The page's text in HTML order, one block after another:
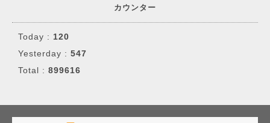
カウンター
Today : 120
Yesterday : 547
Total : 899616